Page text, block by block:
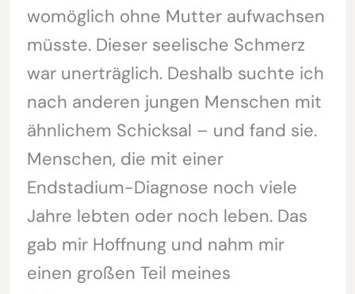
womöglich ohne Mutter aufwachsen
müsste. Dieser seelische Schmerz
war unerträglich. Deshalb suchte ich
nach anderen jungen Menschen mit
ähnlichem Schicksal – und fand sie.
Menschen, die mit einer
Endstadium-Diagnose noch viele
Jahre lebten oder noch leben. Das
gab mir Hoffnung und nahm mir
einen großen Teil meines